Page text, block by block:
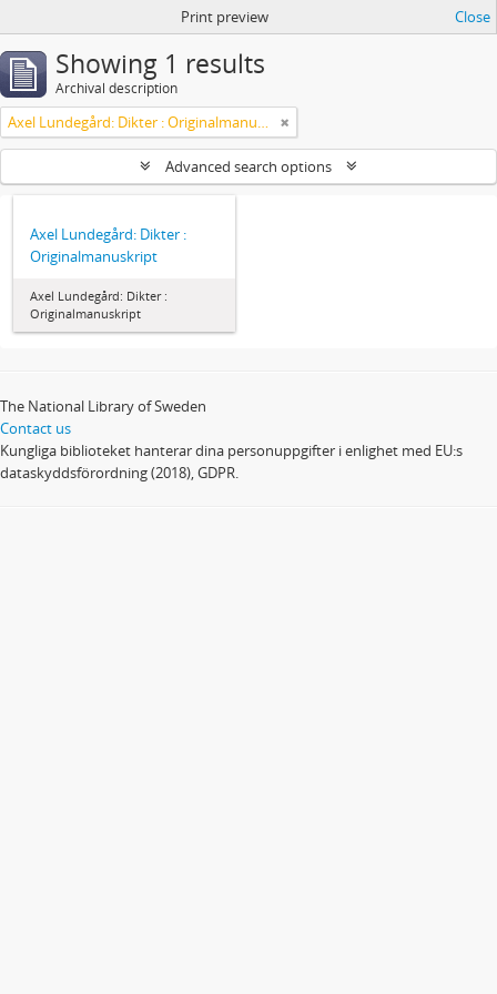
Print preview Close
Showing 1 results
Archival description
Axel Lundegård: Dikter : Originalmanuskript
Advanced search options
Axel Lundegård: Dikter :
Originalmanuskript
Axel Lundegård: Dikter :
Originalmanuskript
The National Library of Sweden
Contact us
Kungliga biblioteket hanterar dina personuppgifter i enlighet med EU:s
dataskyddsförordning (2018), GDPR.